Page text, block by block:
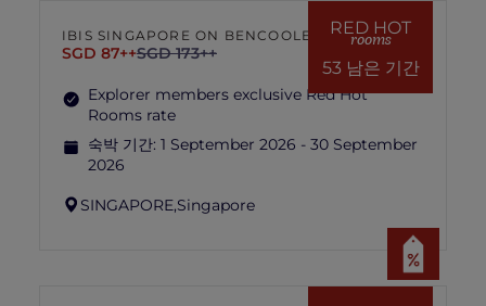
RED HOT
rooms
53 남은 기간
IBIS SINGAPORE ON BENCOOLEN
SGD 87++SGD 173++
Explorer members exclusive Red Hot
Rooms rate
숙박 기간: 1 September 2026 - 30 September
2026
SINGAPORE,Singapore